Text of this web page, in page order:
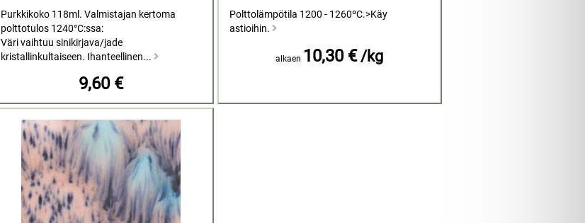
Purkkikoko 118ml. Valmistajan kertoma
polttotulos 1240°C:ssa:
Väri vaihtuu sinikirjava/jade
kristallinkultaiseen. Ihanteellinen...
9,60 €
Polttolämpötila 1200 - 1260ºC.>Käy
astioihin.
alkaen 10,30 € /kg